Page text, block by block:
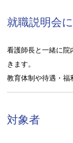
就職説明会
看護師長と一緒に院
きます。
教育体制や待遇・福
対象者